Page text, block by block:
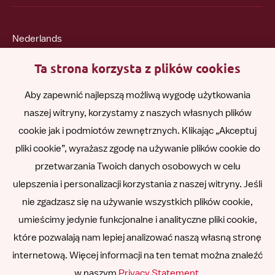
Nederlands
Română
Other languages
FollowFollowFollowFollowFollow
Ta strona korzysta z plików cookies
Aby zapewnić najlepszą możliwą wygodę użytkowania
naszej witryny, korzystamy z naszych własnych plików
cookie jak i podmiotów zewnętrznych. Klikając „Akceptuj
pliki cookie”, wyrażasz zgodę na używanie plików cookie do
przetwarzania Twoich danych osobowych w celu
ulepszenia i personalizacji korzystania z naszej witryny. Jeśli
nie zgadzasz się na używanie wszystkich plików cookie,
umieścimy jedynie funkcjonalne i analityczne pliki cookie,
które pozwalają nam lepiej analizować naszą własną stronę
internetową. Więcej informacji na ten temat można znaleźć